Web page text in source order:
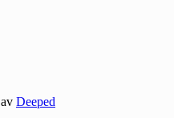
av Deeped